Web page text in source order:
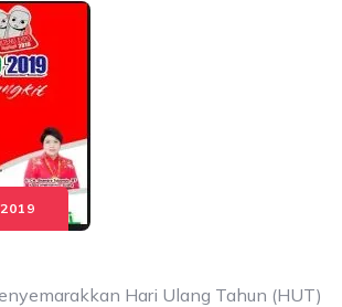
Hari Ulang Tahun (HUT)